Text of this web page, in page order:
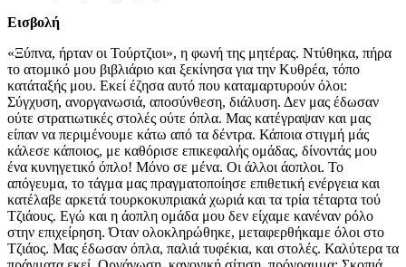
Εισβολή
«Ξύπνα, ήρταν οι Τούρτζιοι», η φωνή της μητέρας. Ντύθηκα, πήρα
το ατομικό μου βιβλιάριο και ξεκίνησα για την Κυθρέα, τόπο
κατάταξής μου. Εκεί έζησα αυτό που καταμαρτυρούν όλοι:
Σύγχυση, ανοργανωσιά, αποσύνθεση, διάλυση. Δεν μας έδωσαν
ούτε στρατιωτικές στολές ούτε όπλα. Μας κατέγραψαν και μας
είπαν να περιμένουμε κάτω από τα δέντρα. Κάποια στιγμή μάς
κάλεσε κάποιος, με καθόρισε επικεφαλής ομάδας, δίνοντάς μου
ένα κυνηγετικό όπλο! Μόνο σε μένα. Οι άλλοι άοπλοι. Το
απόγευμα, το τάγμα μας πραγματοποίησε επιθετική ενέργεια και
κατέλαβε αρκετά τουρκοκυπριακά χωριά και τα τρία τέταρτα τού
Τζιάους. Εγώ και η άοπλη ομάδα μου δεν είχαμε κανέναν ρόλο
στην επιχείρηση. Όταν ολοκληρώθηκε, μεταφερθήκαμε όλοι στο
Τζιάος. Μας έδωσαν όπλα, παλιά τυφέκια, και στολές. Καλύτερα τα